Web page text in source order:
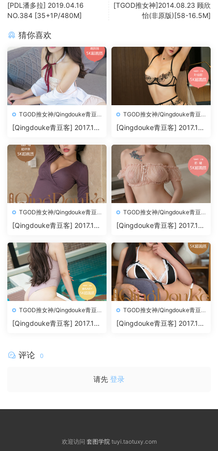
[PDL潘多拉] 2019.04.16
NO.384 [35+1P/480M]
[TGOD推女神]2014.08.23 顾欣
怡(非原版)[58-16.5M]
猜你喜欢
TGOD推女神/Qingdouke青豆
客
[Qingdouke青豆客] 2017.11.
TGOD推女神/Qingdouke青豆
客
[Qingdouke青豆客] 2017.11.
TGOD推女神/Qingdouke青豆
客
[Qingdouke青豆客] 2017.11.
TGOD推女神/Qingdouke青豆
客
[Qingdouke青豆客] 2017.11.
TGOD推女神/Qingdouke青豆
客
[Qingdouke青豆客] 2017.11.1
TGOD推女神/Qingdouke青豆
客
[Qingdouke青豆客] 2017.11.1
评论 0
请先 登录
欢迎访问 套图学院tuyi.taotuxy.com